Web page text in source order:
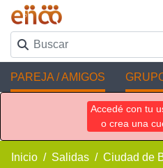
PAREJA / AMIGOS
Accedé con tu
o crea una
Inicio Salidas Ciudad de